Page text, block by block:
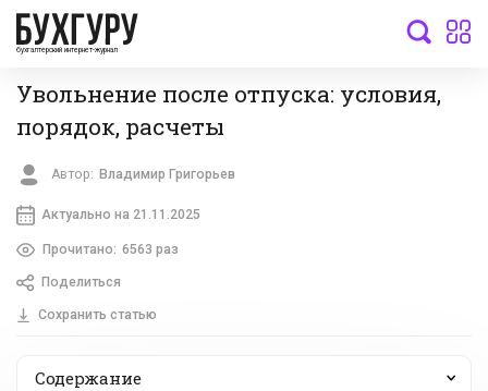
бухгалтерский интернет-журнал
Увольнение после отпуска: условия,
порядок, расчеты
Автор: Владимир Григорьев
Актуально на 21.11.2025
Прочитано: 6563 раз
Поделиться
Сохранить статью
Содержание